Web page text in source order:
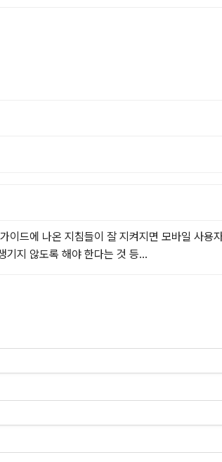
이드에 나온 지침들이 잘 지켜지면 모바일 사
기지 않도록 해야 한다는 것 등...